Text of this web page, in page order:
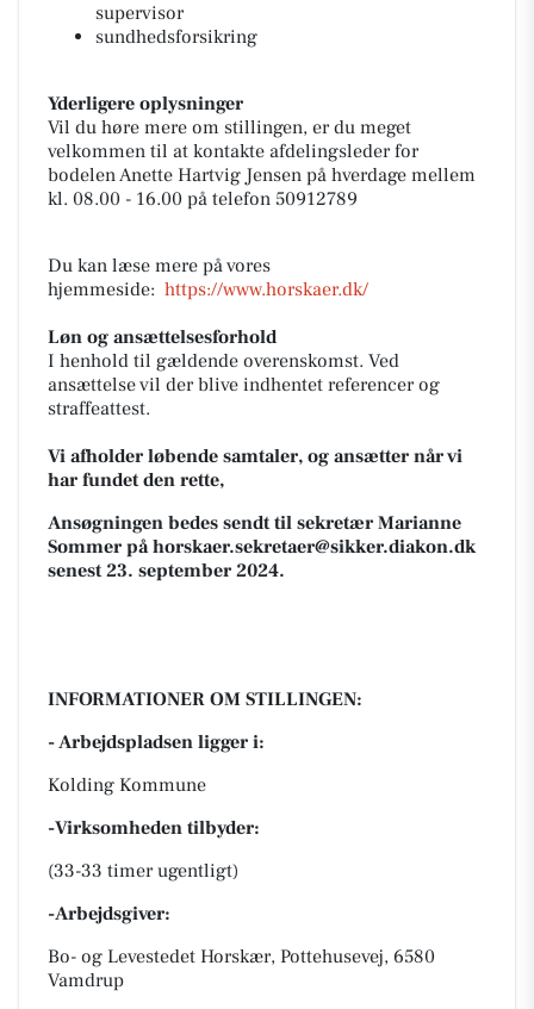
supervisor
sundhedsforsikring
Yderligere oplysninger
Vil du høre mere om stillingen, er du meget
velkommen til at kontakte afdelingsleder for
bodelen Anette Hartvig Jensen på hverdage mellem
kl. 08.00 - 16.00 på telefon 50912789
Du kan læse mere på vores
hjemmeside: https://www.horskaer.dk/
Løn og ansættelsesforhold
I henhold til gældende overenskomst. Ved
ansættelse vil der blive indhentet referencer og
straffeattest.
Vi afholder løbende samtaler, og ansætter når vi
har fundet den rette,
Ansøgningen bedes sendt til sekretær Marianne
Sommer påhorskaer.sekretaer@sikker.diakon.dk
senest 23. september 2024.
INFORMATIONER OM STILLINGEN:
- Arbejdspladsen ligger i:
Kolding Kommune
-Virksomheden tilbyder:
(33-33 timer ugentligt)
-Arbejdsgiver:
Bo- og Levestedet Horskær, Pottehusevej, 6580
Vamdrup